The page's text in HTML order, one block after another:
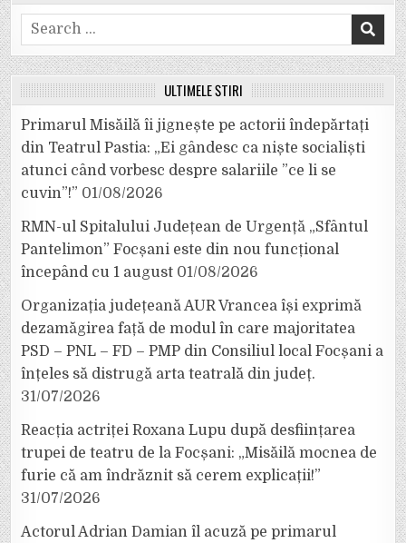
Search
for:
ULTIMELE ȘTIRI
Primarul Misăilă îi jignește pe actorii îndepărtați
din Teatrul Pastia: „Ei gândesc ca niște socialiști
atunci când vorbesc despre salariile ”ce li se
cuvin”!” 01/08/2026
RMN-ul Spitalului Județean de Urgență „Sfântul
Pantelimon” Focșani este din nou funcțional
începând cu 1 august 01/08/2026
Organizația județeană AUR Vrancea își exprimă
dezamăgirea față de modul în care majoritatea
PSD – PNL – FD – PMP din Consiliul local Focșani a
înțeles să distrugă arta teatrală din județ.
31/07/2026
Reacția actriței Roxana Lupu după desființarea
trupei de teatru de la Focșani: „Misăilă mocnea de
furie că am îndrăznit să cerem explicații!”
31/07/2026
Actorul Adrian Damian îl acuză pe primarul